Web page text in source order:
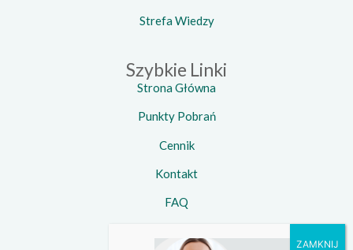
Strefa Wiedzy
Szybkie Linki
Strona Główna
Punkty Pobrań
Cennik
Kontakt
FAQ